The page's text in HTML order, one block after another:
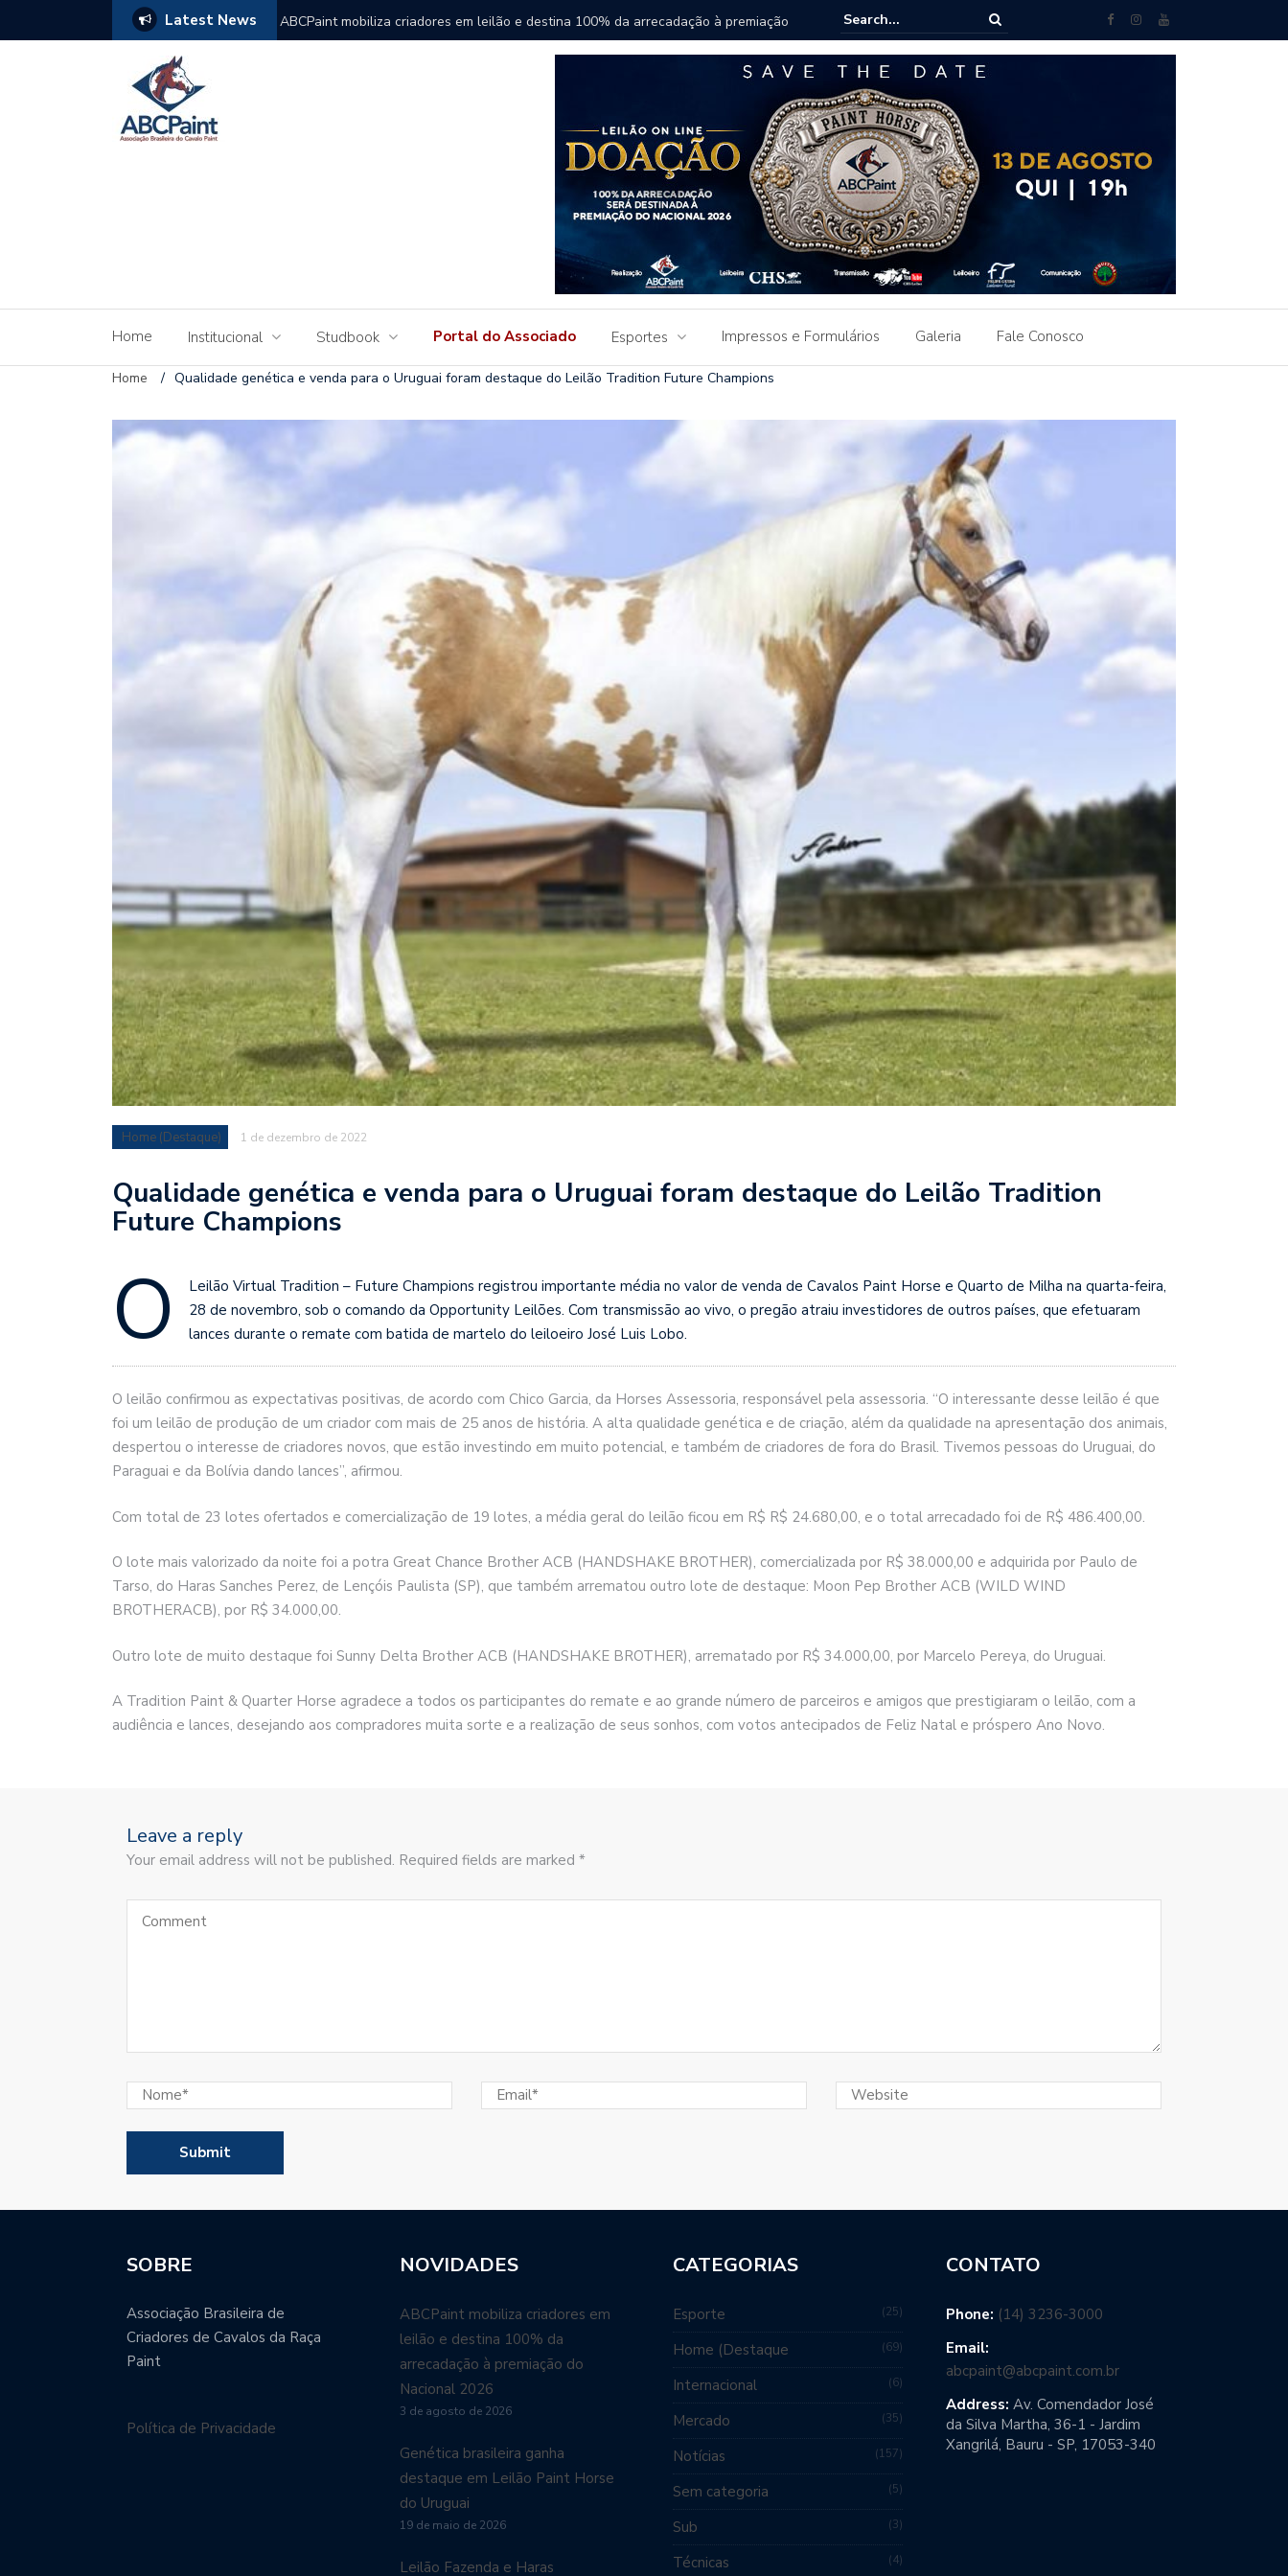
Latest News
100% da arrecadação à premiação Genética brasileira ganha destaque em Leilão Paint Horse do Uruguai
Leilão Fazenda e Haras Continental ultrapassa R$ 2 milhões e reforça
do Paint Horse no Brasil
Home Institucional Studbook Portal do Associado Esportes Impressos e Formulários Galeria Fale Conosco
Home / Qualidade genética e venda para o Uruguai foram destaque do Leilão Tradition Future Champions
Home (Destaque) 1 de dezembro de 2022
Qualidade genética e venda para o Uruguai foram destaque do Leilão Tradition
Future Champions
O
Leilão Virtual Tradition – Future Champions registrou importante média no valor de venda de Cavalos Paint Horse e Quarto de Milha na quarta-feira,
28 de novembro, sob o comando da Opportunity Leilões. Com transmissão ao vivo, o pregão atraiu investidores de outros países, que efetuaram
lances durante o remate com batida de martelo do leiloeiro José Luis Lobo.
O leilão confirmou as expectativas positivas, de acordo com Chico Garcia, da Horses Assessoria, responsável pela assessoria. “O interessante desse leilão é que
foi um leilão de produção de um criador com mais de 25 anos de história. A alta qualidade genética e de criação, além da qualidade na apresentação dos animais,
despertou o interesse de criadores novos, que estão investindo em muito potencial, e também de criadores de fora do Brasil. Tivemos pessoas do Uruguai, do
Paraguai e da Bolívia dando lances”, afirmou.
Com total de 23 lotes ofertados e comercialização de 19 lotes, a média geral do leilão ficou em R$ R$ 24.680,00, e o total arrecadado foi de R$ 486.400,00.
O lote mais valorizado da noite foi a potra Great Chance Brother ACB (HANDSHAKE BROTHER), comercializada por R$ 38.000,00 e adquirida por Paulo de
Tarso, do Haras Sanches Perez, de Lençóis Paulista (SP), que também arrematou outro lote de destaque: Moon Pep Brother ACB (WILD WIND
BROTHERACB), por R$ 34.000,00.
Outro lote de muito destaque foi Sunny Delta Brother ACB (HANDSHAKE BROTHER), arrematado por R$ 34.000,00, por Marcelo Pereya, do Uruguai.
A Tradition Paint & Quarter Horse agradece a todos os participantes do remate e ao grande número de parceiros e amigos que prestigiaram o leilão, com a
audiência e lances, desejando aos compradores muita sorte e a realização de seus sonhos, com votos antecipados de Feliz Natal e próspero Ano Novo.
Leave a reply
Your email address will not be published. Required fields are marked *
SOBRE
Associação Brasileira de
Criadores de Cavalos da Raça
Paint
Política de Privacidade
NOVIDADES
ABCPaint mobiliza criadores em
leilão e destina 100% da
arrecadação à premiação do
Nacional 2026
3 de agosto de 2026
Genética brasileira ganha
destaque em Leilão Paint Horse
do Uruguai
19 de maio de 2026
Leilão Fazenda e Haras
CATEGORIAS
Esporte 25
Home (Destaque 69
Internacional 6
Mercado 35
Notícias 157
Sem categoria 5
Sub 3
Técnicas 4
CONTATO
Phone: (14) 3236-3000
Email:
abcpaint@abcpaint.com.br
Address: Av. Comendador José
da Silva Martha, 36-1 - Jardim
Xangrilá, Bauru - SP, 17053-340